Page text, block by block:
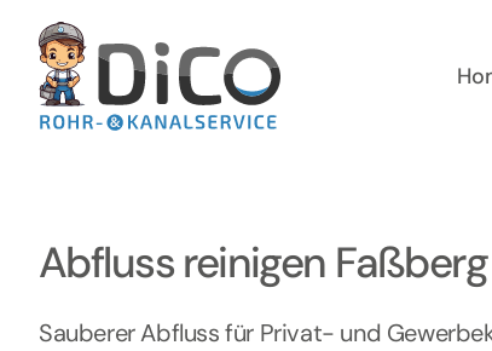
Inhalt
springen
Abfluss reinigen Faßberg
Sauberer Abfluss für Privat- und